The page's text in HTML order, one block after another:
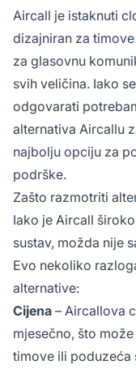
Aircall je istaknuti
dizajniran za
za glasovnu
svih veličina. Iako
odgovarati
alternativa Aircallu
najbolju opciju za
podrške.
Zašto razmotriti
Iako je Aircall
sustav, možda nije
Evo nekoliko
alternative:
Cijena – Aircallova
mjesečno, što
timove ili poduzeća